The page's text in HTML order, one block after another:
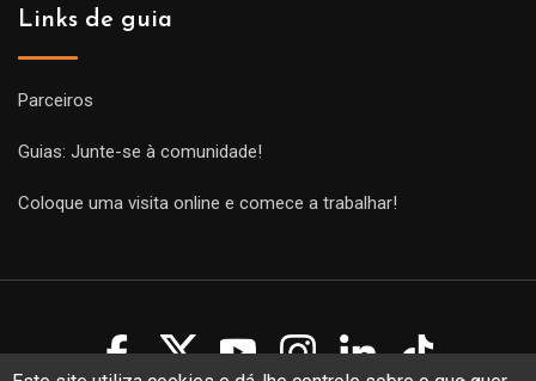
Links de guia
Parceiros
Guias: Junte-se à comunidade!
Coloque uma visita online e comece a trabalhar!